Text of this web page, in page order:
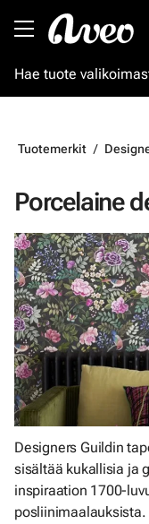
Tuotemerkit
Porcelaine
Designers Guildin
sisältää kukallisia ja
inspiraation 1700-